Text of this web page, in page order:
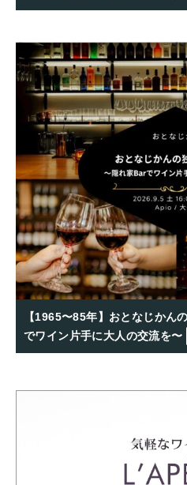
【1965〜85年】おとなじかん
でワイン片手に大人の交流を〜